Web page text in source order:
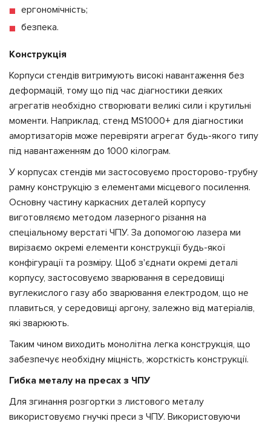
ергономічність;
безпека.
Конструкція
Корпуси стендів витримують високі навантаження без
деформацій, тому що під час діагностики деяких
агрегатів необхідно створювати великі сили і крутильні
моменти. Наприклад, стенд MS1000+ для діагностики
амортизаторів може перевіряти агрегат будь-якого типу
під навантаженням до 1000 кілограм.
У корпусах стендів ми застосовуємо просторово-трубну
рамну конструкцію з елементами місцевого посилення.
Основну частину каркасних деталей корпусу
виготовляємо методом лазерного різання на
спеціальному верстаті ЧПУ. За допомогою лазера ми
вирізаємо окремі елементи конструкції будь-якої
конфігурації та розміру. Щоб з'єднати окремі деталі
корпусу, застосовуємо зварювання в середовищі
вуглекислого газу або зварювання електродом, що не
плавиться, у середовищі аргону, залежно від матеріалів,
які зварюють.
Таким чином виходить монолітна легка конструкція, що
забезпечує необхідну міцність, жорсткість конструкції.
Гибка металу на пресах з ЧПУ
Для згинання розгортки з листового металу
використовуємо гнучкі преси з ЧПУ. Використовуючи